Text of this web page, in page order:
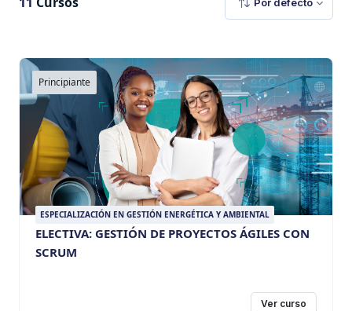
Por defecto
Principiante
ESPECIALIZACIÓN EN GESTIÓN ENERGÉTICA Y AMBIENTAL
ELECTIVA: GESTIÓN DE PROYECTOS ÁGILES CON
SCRUM
Ver curso